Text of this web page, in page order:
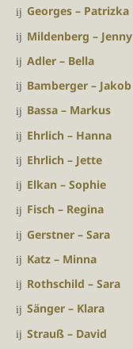
Georges – Patrizka
Mildenberg – Jenny
Adler – Bella
Bamberger – Jakob
Bassa – Markus
Ehrlich – Hanna
Ehrlich – Jette
Elkan – Sophie
Fisch – Regina
Gerstner – Sara
Katz – Minna
Rothschild – Sara
Sänger – Klara
Strauß – David